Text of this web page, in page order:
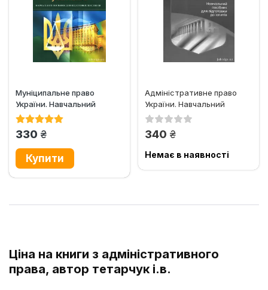
Муніципальне право
України. Навчальний
посібник для підготовки до
330 грн.
Адміністративне право
України. Навчальний
посібник для підготовки
340 грн.
Немає в наявності
Ціна на книги з адміністративного
права, автор тетарчук і.в.